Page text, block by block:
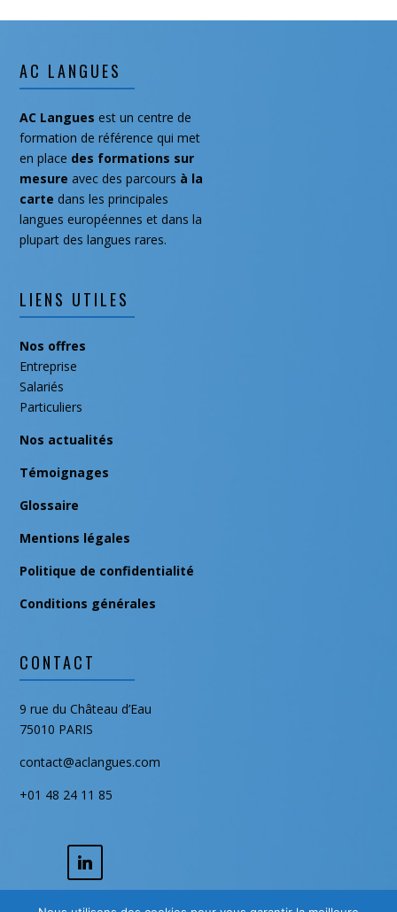
juillet 2019
mai 2019
février 2019
janvier 2019
novembre 2018
septembre 2018
mai 2018
avril 2018
mars 2018
février 2018
janvier 2018
août 2016
AC LANGUES
AC Langues est un centre de
formation de référence qui met
en place des formations sur
mesureavec des parcours à la
cartedans les principales
langues européennes et dans la
plupart des langues rares.
LIENS UTILES
Nos offres
Entreprise
Salariés
Particuliers
Nos actualités
Témoignages
Glossaire
Mentions légales
Politique de confidentialité
Conditions générales
CONTACT
9 rue du Château d’Eau
75010 PARIS
contact@aclangues.com
+01 48 24 11 85